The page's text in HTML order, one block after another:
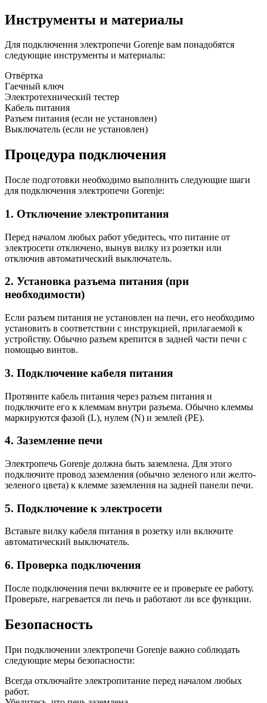
Инструменты и материалы
Для подключения электропечи Gorenje вам понадобятся
следующие инструменты и материалы:
Отвёртка
Гаечный ключ
Электротехнический тестер
Кабель питания
Разъем питания (если не установлен)
Выключатель (если не установлен)
Процедура подключения
После подготовки необходимо выполнить следующие шаги
для подключения электропечи Gorenje:
1. Отключение электропитания
Перед началом любых работ убедитесь, что питание от
электросети отключено, вынув вилку из розетки или
отключив автоматический выключатель.
2. Установка разъема питания (при
необходимости)
Если разъем питания не установлен на печи, его необходимо
установить в соответствии с инструкцией, прилагаемой к
устройству. Обычно разъем крепится в задней части печи с
помощью винтов.
3. Подключение кабеля питания
Протяните кабель питания через разъем питания и
подключите его к клеммам внутри разъема. Обычно клеммы
маркируются фазой (L), нулем (N) и землей (PE).
4. Заземление печи
Электропечь Gorenje должна быть заземлена. Для этого
подключите провод заземления (обычно зеленого или желто-
зеленого цвета) к клемме заземления на задней панели печи.
5. Подключение к электросети
Вставьте вилку кабеля питания в розетку или включите
автоматический выключатель.
6. Проверка подключения
После подключения печи включите ее и проверьте ее работу.
Проверьте, нагревается ли печь и работают ли все функции.
Безопасность
При подключении электропечи Gorenje важно соблюдать
следующие меры безопасности:
Всегда отключайте электропитание перед началом любых
работ.